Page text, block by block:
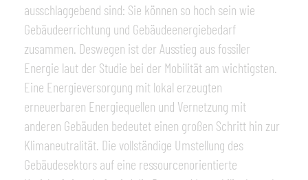
ausschlaggebend sind: Sie können so hoch sein wie
Gebäudeerrichtung und Gebäudeenergiebedarf
zusammen. Deswegen ist der Ausstieg aus fossiler
Energie laut der Studie bei der Mobilität am wichtigsten.
Eine Energieversorgung mit lokal erzeugten
erneuerbaren Energiequellen und Vernetzung mit
anderen Gebäuden bedeutet einen großen Schritt hin zur
Klimaneutralität. Die vollständige Umstellung des
Gebäudesektors auf eine ressourcenorientierte